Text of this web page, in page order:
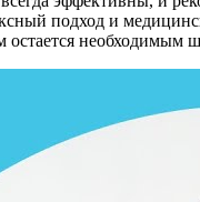
подход и
необходимым